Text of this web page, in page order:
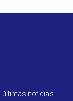
notícias .